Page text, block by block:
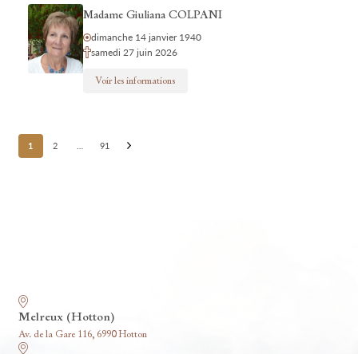
Madame Giuliana COLPANI
dimanche 14 janvier 1940
samedi 27 juin 2026
Voir les informations
Posts
pagination
1 2 91
Melreux (Hotton)
Av. de la Gare 116, 6990 Hotton